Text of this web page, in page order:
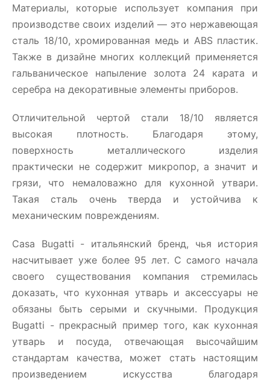
Материалы, которые использует компания при
производстве своих изделий — это нержавеющая
сталь 18/10, хромированная медь и ABS пластик.
Также в дизайне многих коллекций применяется
гальваническое напыление золота 24 карата и
серебра на декоративные элементы приборов.
Отличительной чертой стали 18/10 является
высокая плотность. Благодаря этому,
поверхность металлического изделия
практически не содержит микропор, а значит и
грязи, что немаловажно для кухонной утвари.
Такая сталь очень тверда и устойчива к
механическим повреждениям.
Casa Bugatti - итальянский бренд, чья история
насчитывает уже более 95 лет. С самого начала
своего существования компания стремилась
доказать, что кухонная утварь и аксессуары не
обязаны быть серыми и скучными. Продукция
Bugatti - прекрасный пример того, как кухонная
утварь и посуда, отвечающая высочайшим
стандартам качества, может стать настоящим
произведением искусства благодаря